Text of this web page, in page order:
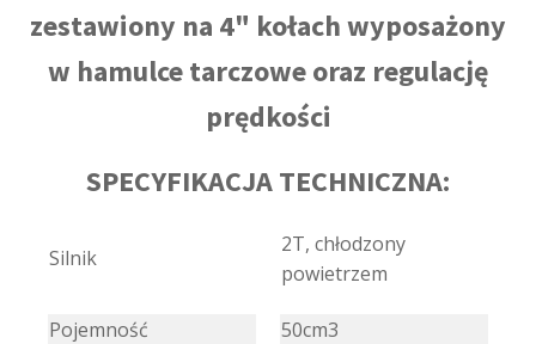
zestawiony na 4" kołach wyposażony
w hamulce tarczowe oraz regulację
prędkości
SPECYFIKACJA TECHNICZNA:
Silnik
2T, chłodzony
powietrzem
Pojemność 50cm3